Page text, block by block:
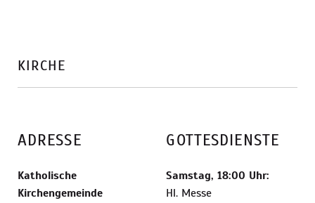
KIRCHE
ADRESSE
Katholische
Kirchengemeinde
GOTTESDIENSTE
Samstag, 18:00 Uhr:
Hl. Messe